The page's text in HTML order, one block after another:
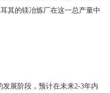
其的镁冶炼厂在这一总产量中
展阶段，预计在未来2-3年内